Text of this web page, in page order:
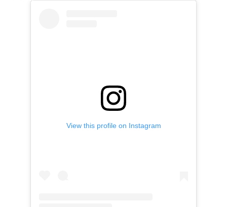
View this profile on Instagram